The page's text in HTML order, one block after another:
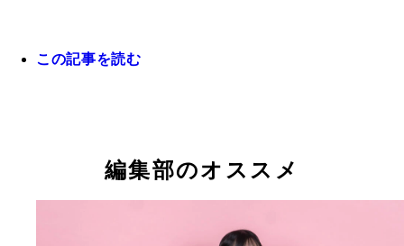
この記事を読む
編集部のオススメ